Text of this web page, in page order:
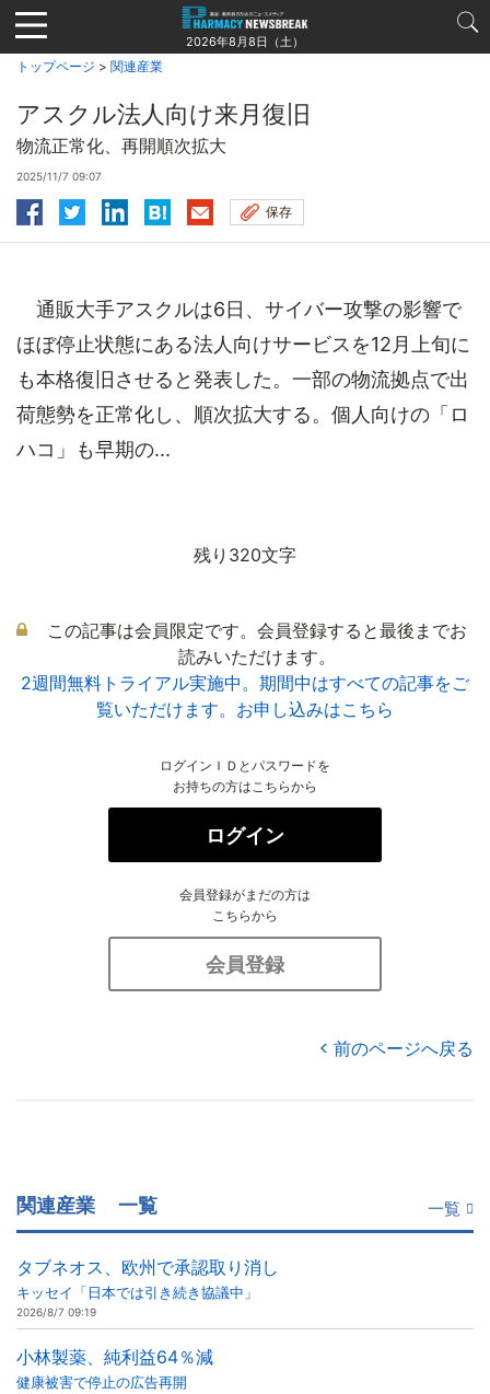
Jump
to
navigation
2026年8月8日（土）
トップページ > 関連産業
アスクル法人向け来月復旧
物流正常化、再開順次拡大
2025/11/7 09:07
保存
通販大手アスクルは6日、サイバー攻撃の影響で
ほぼ停止状態にある法人向けサービスを12月上旬に
も本格復旧させると発表した。一部の物流拠点で出
荷態勢を正常化し、順次拡大する。個人向けの「ロ
ハコ」も早期の...
残り320文字
この記事は会員限定です。会員登録すると最後までお
読みいただけます。
2週間無料トライアル実施中。期間中はすべての記事をご
覧いただけます。お申し込みはこちら
ログインＩＤとパスワードを
お持ちの方はこちらから
ログイン
会員登録がまだの方は
こちらから
会員登録
前のページへ戻る
関連産業 一覧 一覧
タブネオス、欧州で承認取り消し
キッセイ「日本では引き続き協議中」
2026/8/7 09:19
小林製薬、純利益64％減
健康被害で停止の広告再開